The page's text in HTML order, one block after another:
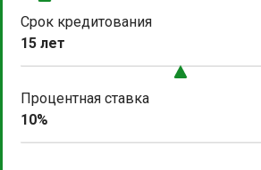
Срок кредитования
15 лет
Процентная ставка
10%